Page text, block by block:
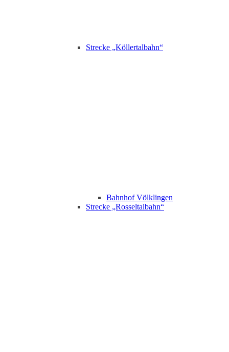
Strecke „Köllertalbahn“
Bahnhof Völklingen
Strecke „Rosseltalbahn“